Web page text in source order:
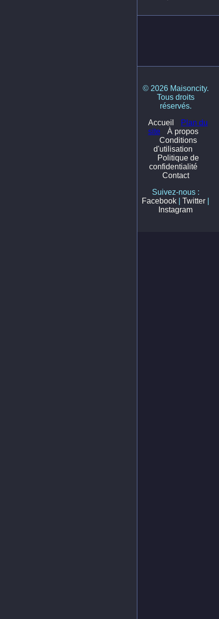
© 2026 Maisoncity.
Tous droits
réservés.
Accueil
Plan du
site
À propos
Conditions
d'utilisation
Politique de
confidentialité
Contact
Suivez-nous :
Facebook
Twitter
Instagram